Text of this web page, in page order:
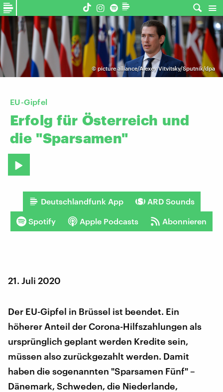
© picture alliance/Alexey Vitvitsky/Sputnik/dpa
EU-Gipfel
Erfolg für Österreich und
die "Sparsamen"
Deutschlandfunk App ARD Sounds
Spotify Apple Podcasts Abonnieren
21. Juli 2020
Der EU-Gipfel in Brüssel ist beendet. Ein
höherer Anteil der Corona-Hilfszahlungen als
ursprünglich geplant werden Kredite sein,
müssen also zurückgezahlt werden. Damit
haben die sogenannten "Sparsamen Fünf" –
Dänemark, Schweden, die Niederlande,